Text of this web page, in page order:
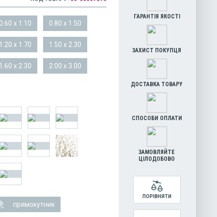
0.60 x 1.10 0.80 x 1.50
1.20 x 1.70 1.50 x 2.30
1.60 x 2.30 2.00 x 3.00
прямокутник
ГАРАНТІЯ ЯКОСТІ
ЗАХИСТ ПОКУПЦЯ
ДОСТАВКА ТОВАРУ
СПОСОБИ ОПЛАТИ
ЗАМОВЛЯЙТЕ
ЦІЛОДОБОВО
ПОРІВНЯТИ